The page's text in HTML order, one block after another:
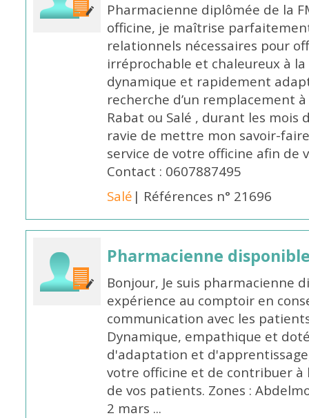
Pharmacienne diplômée de la
officine, je maîtrise
relationnels nécessaires pour
irréprochable et chaleureux à
dynamique et rapidement
recherche d’un remplacement
Rabat ou Salé , durant les mois
ravie de mettre mon savoir-
service de votre officine afin de
Contact : 0607887495
Salé | Références n° 21696
Pharmacienne
Bonjour, Je suis pharmacienne
expérience au comptoir en
communication avec les
Dynamique, empathique et
d'adaptation et
votre officine et de contribuer
de vos patients. Zones :
2 mars ...